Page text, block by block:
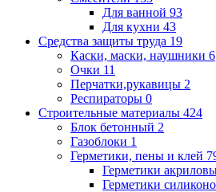
Для ванной 93
Для кухни 43
Средства защиты труда 19
Каски, маски, наушники 6
Очки 11
Перчатки,рукавицы 2
Респираторы 0
Строительные материалы 424
Блок бетонный 2
Газоблоки 1
Герметики, пены и клей
Герметики
Герметики